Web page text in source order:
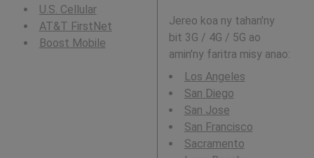
U.S. Cellular
AT&T FirstNet
Boost Mobile
Jereo koa ny tahan'ny
bit 3G / 4G / 5G ao
amin'ny faritra misy anao:
Los Angeles
San Diego
San Jose
San Francisco
Sacramento